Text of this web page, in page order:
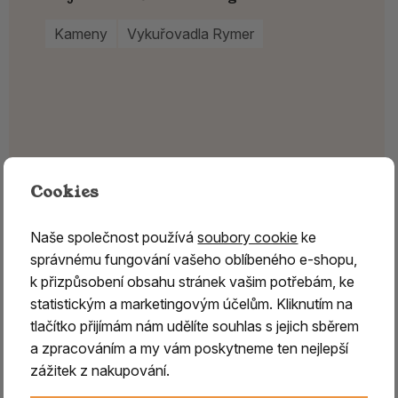
Kameny Vykuřovadla Rymer
Cookies
Naše společnost používásoubory cookie ke
správnému fungování vašeho oblíbeného e-shopu,
k přizpůsobení obsahu stránek vašim potřebám, ke
statistickým a marketingovým účelům. Kliknutím na
tlačítko přijímám nám udělíte souhlas s jejich sběrem
a zpracováním a my vám poskytneme ten nejlepší
zážitek z nakupování.